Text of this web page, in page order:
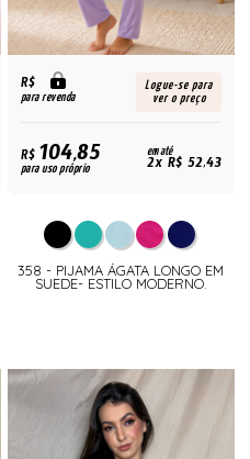
R$
para revenda
Logue-se para
ver o preço
R$104,85
para uso próprio
em até
2x R$ 52,43
358 - PIJAMA ÁGATA LONGO EM
SUEDE- ESTILO MODERNO.